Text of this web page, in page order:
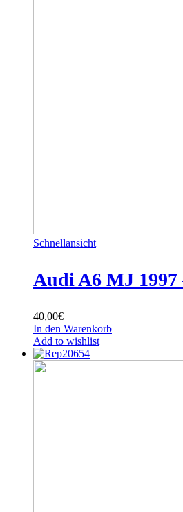
Schnellansicht
Audi A6 MJ 1997
40,00€
In den Warenkorb
Add to wishlist